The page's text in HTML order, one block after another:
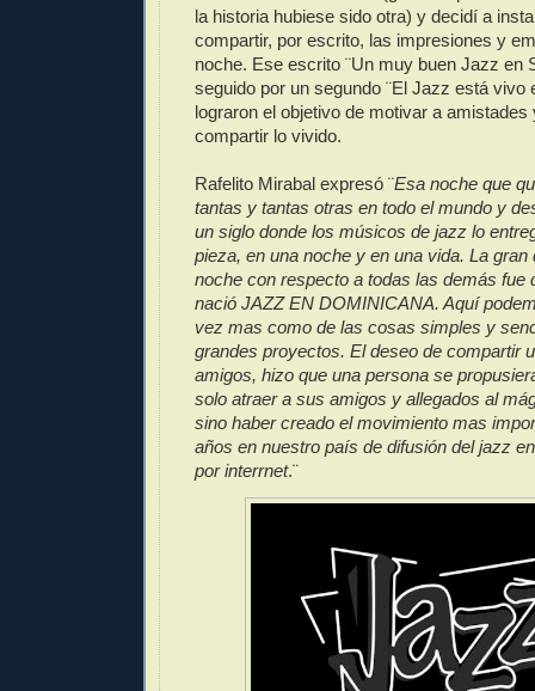
la historia hubiese sido otra) y decidí a
compartir, por escrito, las impresiones y
noche. Ese escrito ¨Un muy buen Jazz en
seguido por un segundo ¨El Jazz está vivo
lograron el objetivo de motivar a
compartir lo vivido.
Rafelito Mirabal expresó ¨Esa noche que
tantas y tantas otras en todo el mundo y
un siglo donde los músicos de jazz lo
pieza, en una noche y en una vida. La gran
noche con respecto a todas las demás fue
nació JAZZ EN DOMINICANA. Aquí
vez mas como de las cosas simples y
grandes proyectos. El deseo de compartir
amigos, hizo que una persona se
solo atraer a sus amigos y allegados al
sino haber creado el movimiento mas
años en nuestro país de difusión del jazz
por interrnet.¨